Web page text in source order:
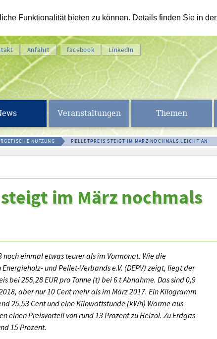
Funktionalität bieten zu können. Details finden Sie in der
Anfahrt facebook LinkedIn
Veranstaltungen Themen
NUTZUNG PELLETPREIS STEIGT IM MÄRZ NOCHMALS LEICHT AN
im März nochmals
noch einmal etwas teurer als im Vormonat. Wie die
und Pellet-Verbands e.V. (DEPV) zeigt, liegt der
bei 255,28 EUR pro Tonne (t) bei 6 t Abnahme. Das sind 0,9
aber nur 10 Cent mehr als im März 2017. Ein Kilogramm
25,53 Cent und eine Kilowattstunde (kWh) Wärme aus
einen Preisvorteil von rund 13 Prozent zu Heizöl. Zu Erdgas
15 Prozent.